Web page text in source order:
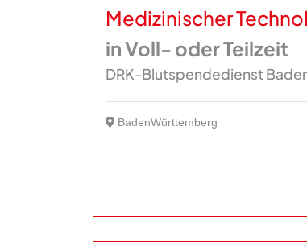
Medizinischer
in Voll- oder Teilzeit
DRK-Blutspendedienst
BadenWürttemberg